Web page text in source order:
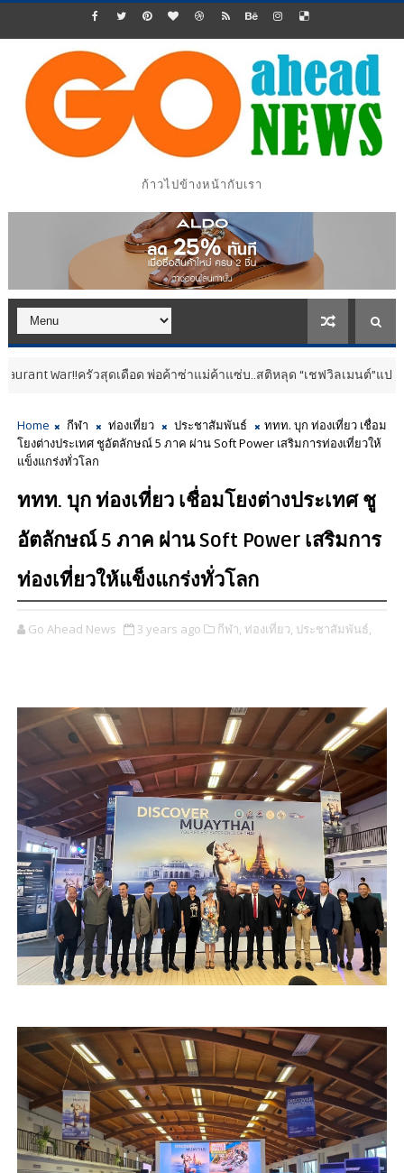
ก้าวไปข้างหน้ากับเรา
ดเดือด พ่อค้าซ่าแม่ค้าแซ่บ..สติหลุด “เชฟวิลเมนต์”แปลงโฉมดุดัน..สวมวิ
Home กีฬา ท่องเที่ยว ประชาสัมพันธ์
ททท. บุก ท่องเที่ยว เชื่อม
โยงต่างประเทศ ชูอัตลักษณ์ 5 ภาค ผ่าน Soft Power เสริมการท่องเที่ยวให้
แข็งแกร่งทั่วโลก
ททท. บุก ท่องเที่ยว เชื่อมโยงต่างประเทศ ชู
อัตลักษณ์ 5 ภาค ผ่าน Soft Power เสริมการ
ท่องเที่ยวให้แข็งแกร่งทั่วโลก
Go Ahead News 3 years ago กีฬา, ท่องเที่ยว, ประชาสัมพันธ์,